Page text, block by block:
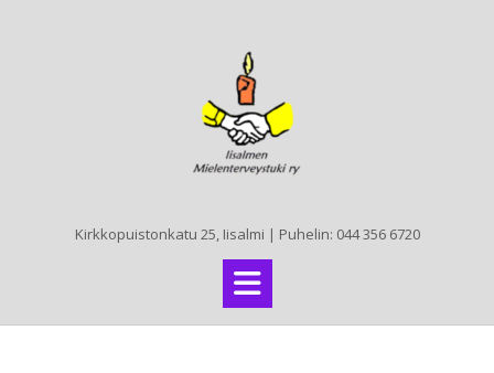
Kirkkopuistonkatu 25, Iisalmi | Puhelin: 044 356 6720